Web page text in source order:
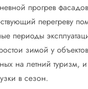
прогрев
перегреву
периоды
зимой у
на летний туризм,
в сезон.